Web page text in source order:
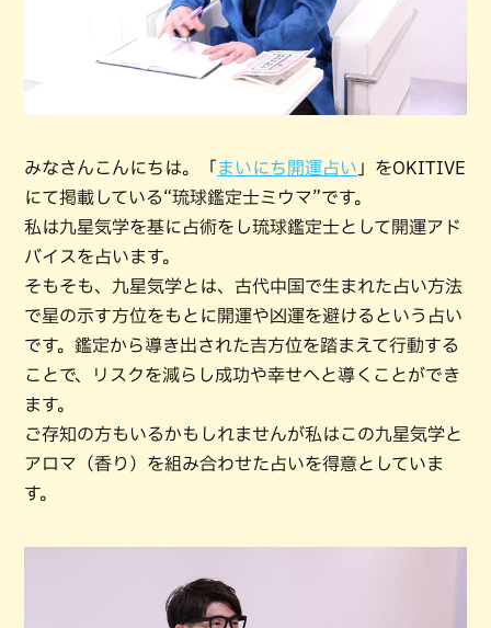
みなさんこんにちは。「 まいにち開運占い 」をOKITIVE
にて掲載している“琉球鑑定士ミウマ”です。
私は九星気学を基に占術をし琉球鑑定士として開運アド
バイスを占います。
そもそも、九星気学とは、古代中国で生まれた占い方法
で星の示す方位をもとに開運や凶運を避けるという占い
です。鑑定から導き出された吉方位を踏まえて行動する
ことで、リスクを減らし成功や幸せへと導くことができ
ます。
ご存知の方もいるかもしれませんが私はこの九星気学と
アロマ（香り）を組み合わせた占いを得意としていま
す。